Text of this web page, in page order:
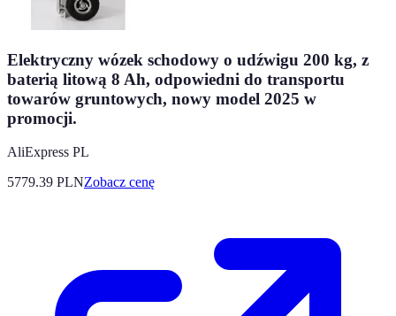
Elektryczny wózek schodowy o udźwigu 200 kg, z
baterią litową 8 Ah, odpowiedni do transportu
towarów gruntowych, nowy model 2025 w
promocji.
AliExpress PL
5779.39 PLNZobacz cenę